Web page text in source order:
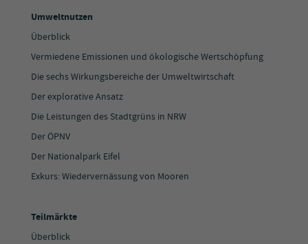
Umweltnutzen
Überblick
Vermiedene Emissionen und ökologische Wertschöpfung
Die sechs Wirkungsbereiche der Umweltwirtschaft
Der explorative Ansatz
Die Leistungen des Stadtgrüns in NRW
Der ÖPNV
Der Nationalpark Eifel
Exkurs: Wiedervernässung von Mooren
Teilmärkte
Überblick